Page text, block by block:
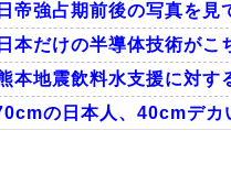
帝強占期前後の写真を見
本だけの半導体技術が
本地震飲料水支援に対
の日本人、40cmデカ